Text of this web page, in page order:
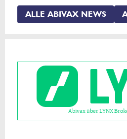
ALLE ABIVAX NEWS
Abivax über LYNX